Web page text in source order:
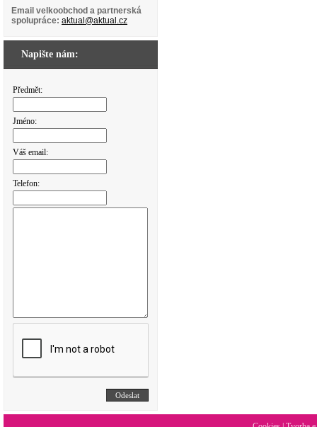
Email velkoobchod a partnerská
spolupráce: aktual@aktual.cz
Napište nám:
Předmět:
Jméno:
Váš email:
Telefon: